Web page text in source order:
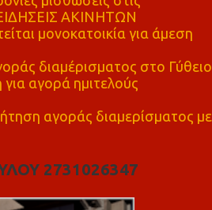
ΕΙΔΗΣΕΙΣ ΑΚΙΝΗΤΩΝ
μονοκατοικία για άμεση
διαμέρισματος στο Γύθειο
αγορά ημιτελούς
αγοράς διαμερίσματος με
2731026347